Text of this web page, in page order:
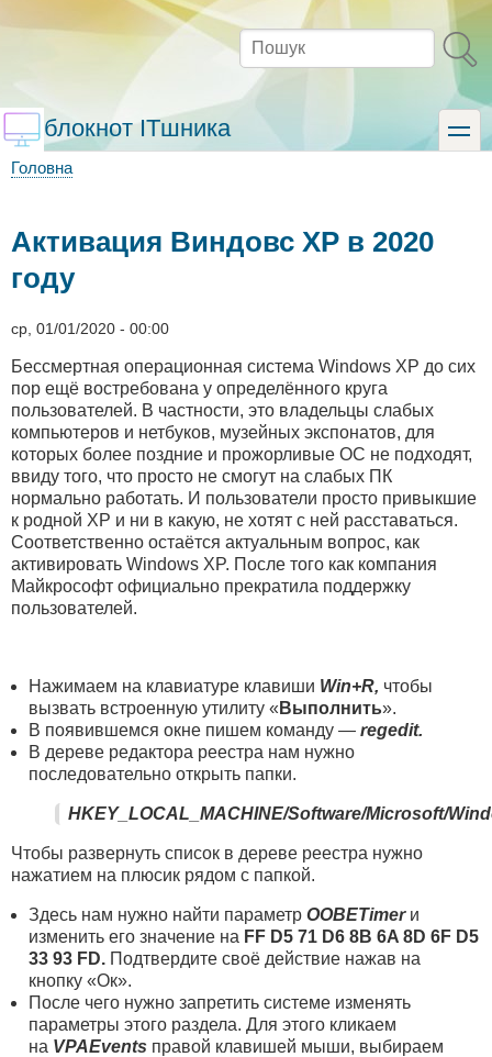
до
Пошук
блокнот ITшника toggle
Головна
Активация Виндовс XP в 2020
году
ср, 01/01/2020 - 00:00
Бессмертная операционная система Windows XP до сих
пор ещё востребована у определённого круга
пользователей. В частности, это владельцы слабых
компьютеров и нетбуков, музейных экспонатов, для
которых более поздние и прожорливые ОС не подходят,
ввиду того, что просто не смогут на слабых ПК
нормально работать. И пользователи просто привыкшие
к родной XP и ни в какую, не хотят с ней расставаться.
Соответственно остаётся актуальным вопрос, как
активировать Windows XP. После того как компания
Майкрософт официально прекратила поддержку
пользователей.
Нажимаем на клавиатуре клавиши Win+R, чтобы
вызвать встроенную утилиту « Выполнить».
В появившемся окне пишем команду — regedit.
В дереве редактора реестра нам нужно
последовательно открыть папки.
HKEY_LOCAL_MACHINE/Software/Microsoft/
Чтобы развернуть список в дереве реестра нужно
нажатием на плюсик рядом с папкой.
Здесь нам нужно найти параметр OOBETimerи
изменить его значение на FF D5 71 D6 8B 6A 8D 6F D5
33 93 FD. Подтвердите своё действие нажав на
кнопку «Ок».
После чего нужно запретить системе изменять
параметры этого раздела. Для этого кликаем
на VPAEvents правой клавишей мыши, выбираем